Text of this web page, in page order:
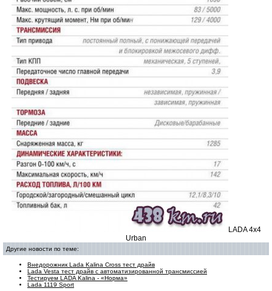
LADA 4x4
Urban
Другие новости по теме:
Внедорожник Lada Kalina Cross тест драйв
Lada Vesta тест драйв с автоматизированной трансмиссией
Тестируем LADA Kalina - «Норма»
Lada 1119 Sport